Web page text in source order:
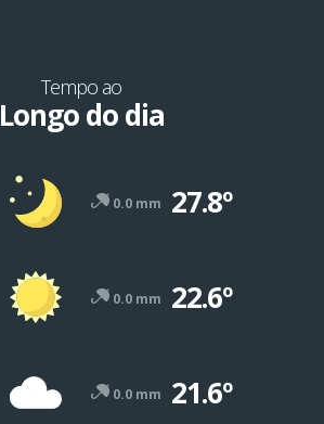
Tempo ao
Longo do dia
0.0 mm 27.8º
0.0 mm 22.6º
0.0 mm 21.6º